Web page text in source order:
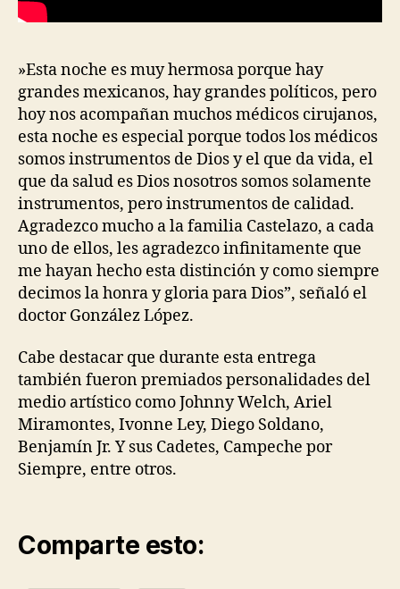
​»​Esta noche es muy hermosa porque hay
grandes mexicanos, hay grandes políticos, pero
hoy nos acompañan muchos médicos cirujanos,
esta noche es especial porque todos los médicos
somos instrumentos de Dios​ y​ el que da vida, el
que da salud es Dio​s​ nosotros somos solamente
instrumentos, pero instrumentos de calidad.
Agradezco mucho a la familia Castelazo, a cada
uno de ellos, les agradezco infinitamente que
me hayan hecho esta distinción y como siempre
decimos ​la ​honra y gloria para Dios”, señal​ó​ el
doctor Gonz​á​lez López.
Cabe destacar que durante esta entrega
también fueron premiados personalidades del
medio artístico como Johnny Welch, Ariel
Miramontes, Ivonne Ley, Diego Soldano,
Benjamín Jr. Y sus Cadetes, Campeche por
Siempre, entre otros.
Comparte esto: